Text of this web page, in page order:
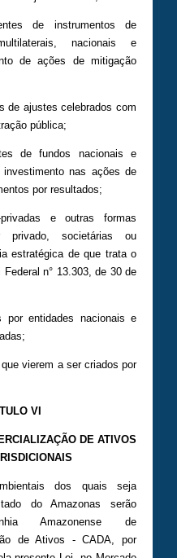
de instrumentos de
nacionais e
de ações de mitigação
de ajustes celebrados com
pública;
de fundos nacionais e
nas ações de
por resultados;
e outras formas
societárias ou
estratégica de que trata o
n° 13.303, de 30 de
por entidades nacionais e
vierem a ser criados por
VI
DE ATIVOS
dos quais seja
do Amazonas serão
Amazonense de
de Ativos - CADA, por